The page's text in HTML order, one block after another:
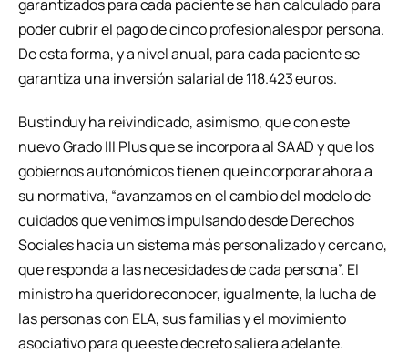
garantizados para cada paciente se han calculado para
poder cubrir el pago de cinco profesionales por persona.
De esta forma, y a nivel anual, para cada paciente se
garantiza una inversión salarial de 118.423 euros.
Bustinduy ha reivindicado, asimismo, que con este
nuevo Grado III Plus que se incorpora al SAAD y que los
gobiernos autonómicos tienen que incorporar ahora a
su normativa, “avanzamos en el cambio del modelo de
cuidados que venimos impulsando desde Derechos
Sociales hacia un sistema más personalizado y cercano,
que responda a las necesidades de cada persona”. El
ministro ha querido reconocer, igualmente, la lucha de
las personas con ELA, sus familias y el movimiento
asociativo para que este decreto saliera adelante.